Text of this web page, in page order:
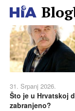
31. Srpanj 2026.
Što je u Hrvatskoj
zabranjeno?